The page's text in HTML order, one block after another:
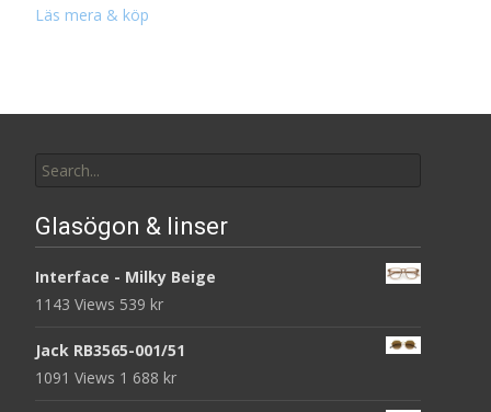
Läs mera & köp
for:
Glasögon & linser
Interface - Milky Beige
1143 Views 539 kr
Jack RB3565-001/51
1091 Views 1 688 kr